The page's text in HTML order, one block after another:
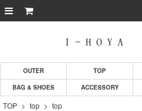
OUTER TOP
BAG & SHOES
ACCESSORY
TOP top top